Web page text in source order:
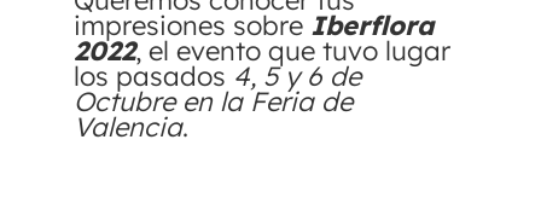
impresiones sobre Iberflora
2022, el evento que tuvo lugar
los pasados 4, 5 y 6 de
Octubre en la Feria de
Valencia.